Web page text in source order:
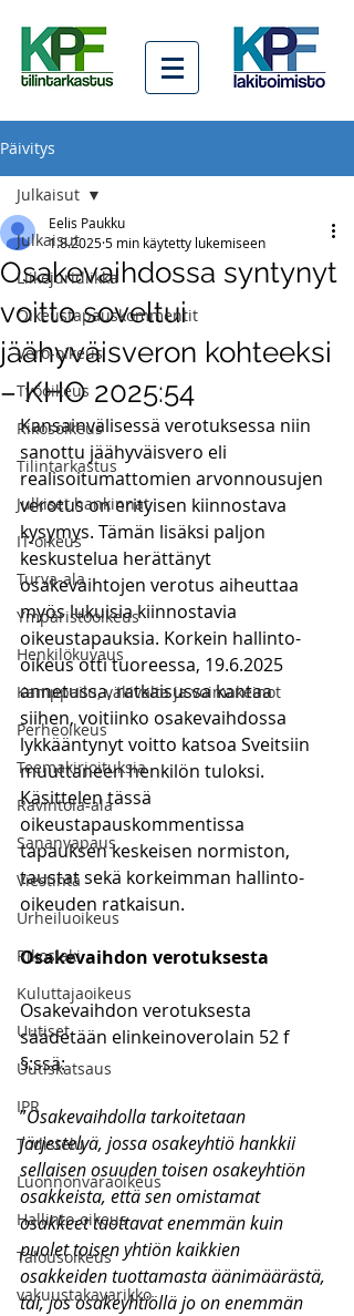
Päivitys
Julkaisut
Liikejuridiikka
Oikeustapauskommentit
Vero-oikeus
Työoikeus
Rikosoikeus
Tilintarkastus
Julkiset hankinnat
IT-oikeus
Turva-ala
Ympäristöoikeus
Henkilökuvaus
Kamppailu, väkivalta ja voimakeinot
Perheoikeus
Teemakirjoituksia
Ravintola-ala
Sananvapaus
Viestintä
Urheiluoikeus
Rikoslaki
Kuluttajaoikeus
Uutiset
Uutiskatsaus
IPR
Todistelu
Luonnonvaraoikeus
Hallinto-oikeus
Talousoikeus
vakuustakavarikko
Julkaisut
Osakevaihdossa syntynyt
voitto soveltui
jäähyväisveron kohteeksi
– KHO 2025:54
Eelis Paukku
1.8.20255 min käytetty lukemiseen
Kansainvälisessä verotuksessa niin
sanottu jäähyväisvero eli
realisoitumattomien arvonnousujen
verotus on erityisen kiinnostava
kysymys. Tämän lisäksi paljon
keskustelua herättänyt
osakevaihtojen verotus aiheuttaa
myös lukuisia kiinnostavia
oikeustapauksia. Korkein hallinto-
oikeus otti tuoreessa, 19.6.2025
annetussa, ratkaisussa kantaa
siihen, voitiinko osakevaihdossa
lykkääntynyt voitto katsoa Sveitsiin
muuttaneen henkilön tuloksi.
Käsittelen tässä
oikeustapauskommentissa
tapauksen keskeisen normiston,
taustat sekä korkeimman hallinto-
oikeuden ratkaisun.
Osakevaihdon verotuksesta
Osakevaihdon verotuksesta
säädetään elinkeinoverolain 52 f
§:ssä:
”Osakevaihdolla tarkoitetaan
järjestelyä, jossa osakeyhtiö hankkii
sellaisen osuuden toisen osakeyhtiön
osakkeista, että sen omistamat
osakkeet tuottavat enemmän kuin
puolet toisen yhtiön kaikkien
osakkeiden tuottamasta äänimäärästä,
tai, jos osakeyhtiöllä jo on enemmän